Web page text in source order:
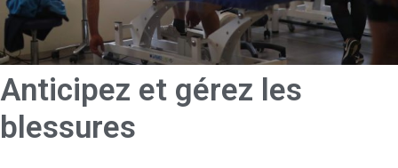
Anticipez et gérez les
blessures​